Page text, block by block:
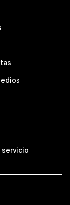
servicio